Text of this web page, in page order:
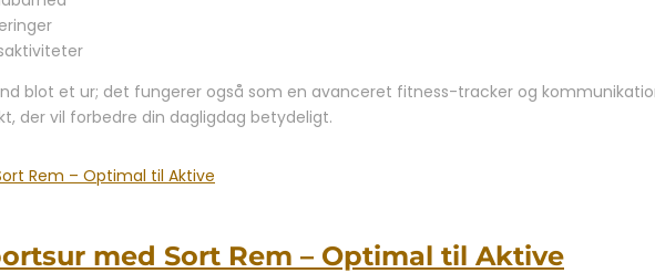
blot et ur; det fungerer også som en avanceret fitness-tracker og
der vil forbedre din dagligdag betydeligt.
med Sort Rem – Optimal til Aktive